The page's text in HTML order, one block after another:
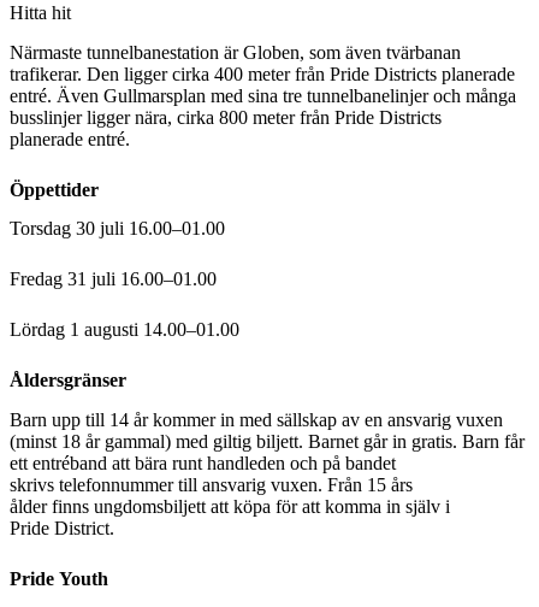
Hitta hit
Närmaste tunnelbanestation är Globen, som även tvärbanan
trafikerar. Den ligger cirka 400 meter från Pride Districts planerade
entré. Även Gullmarsplan med sina tre tunnelbanelinjer och många
busslinjer ligger nära, cirka 800 meter från Pride Districts
planerade entré.
Öppettider
Torsdag 30 juli 16.00–01.00
Fredag 31 juli 16.00–01.00
Lördag 1 augusti 14.00–01.00
Åldersgränser
Barn upp till 14 år kommer in med sällskap av en ansvarig vuxen
(minst 18 år gammal) med giltig biljett. Barnet går in gratis. Barn får
ett entréband att bära runt handleden och på bandet
skrivs telefonnummer till ansvarig vuxen. Från 15 års
ålder finns ungdomsbiljett att köpa för att komma in själv i
Pride District.
Pride Youth